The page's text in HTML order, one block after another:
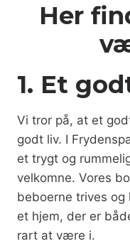
Her
1. Et
Vi tror på, at et
godt liv. I
et trygt og
velkomne. Vores
beboerne trives og
et hjem, der er
rart at være i.